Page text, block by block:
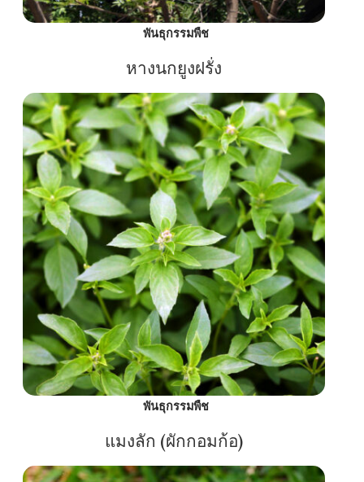
พันธุกรรมพืช
หางนกยูงฝรั่ง
พันธุกรรมพืช
แมงลัก (ผักกอมก้อ)